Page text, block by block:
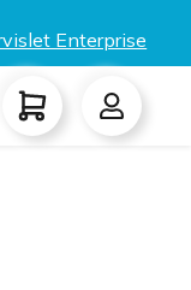
Enterprise